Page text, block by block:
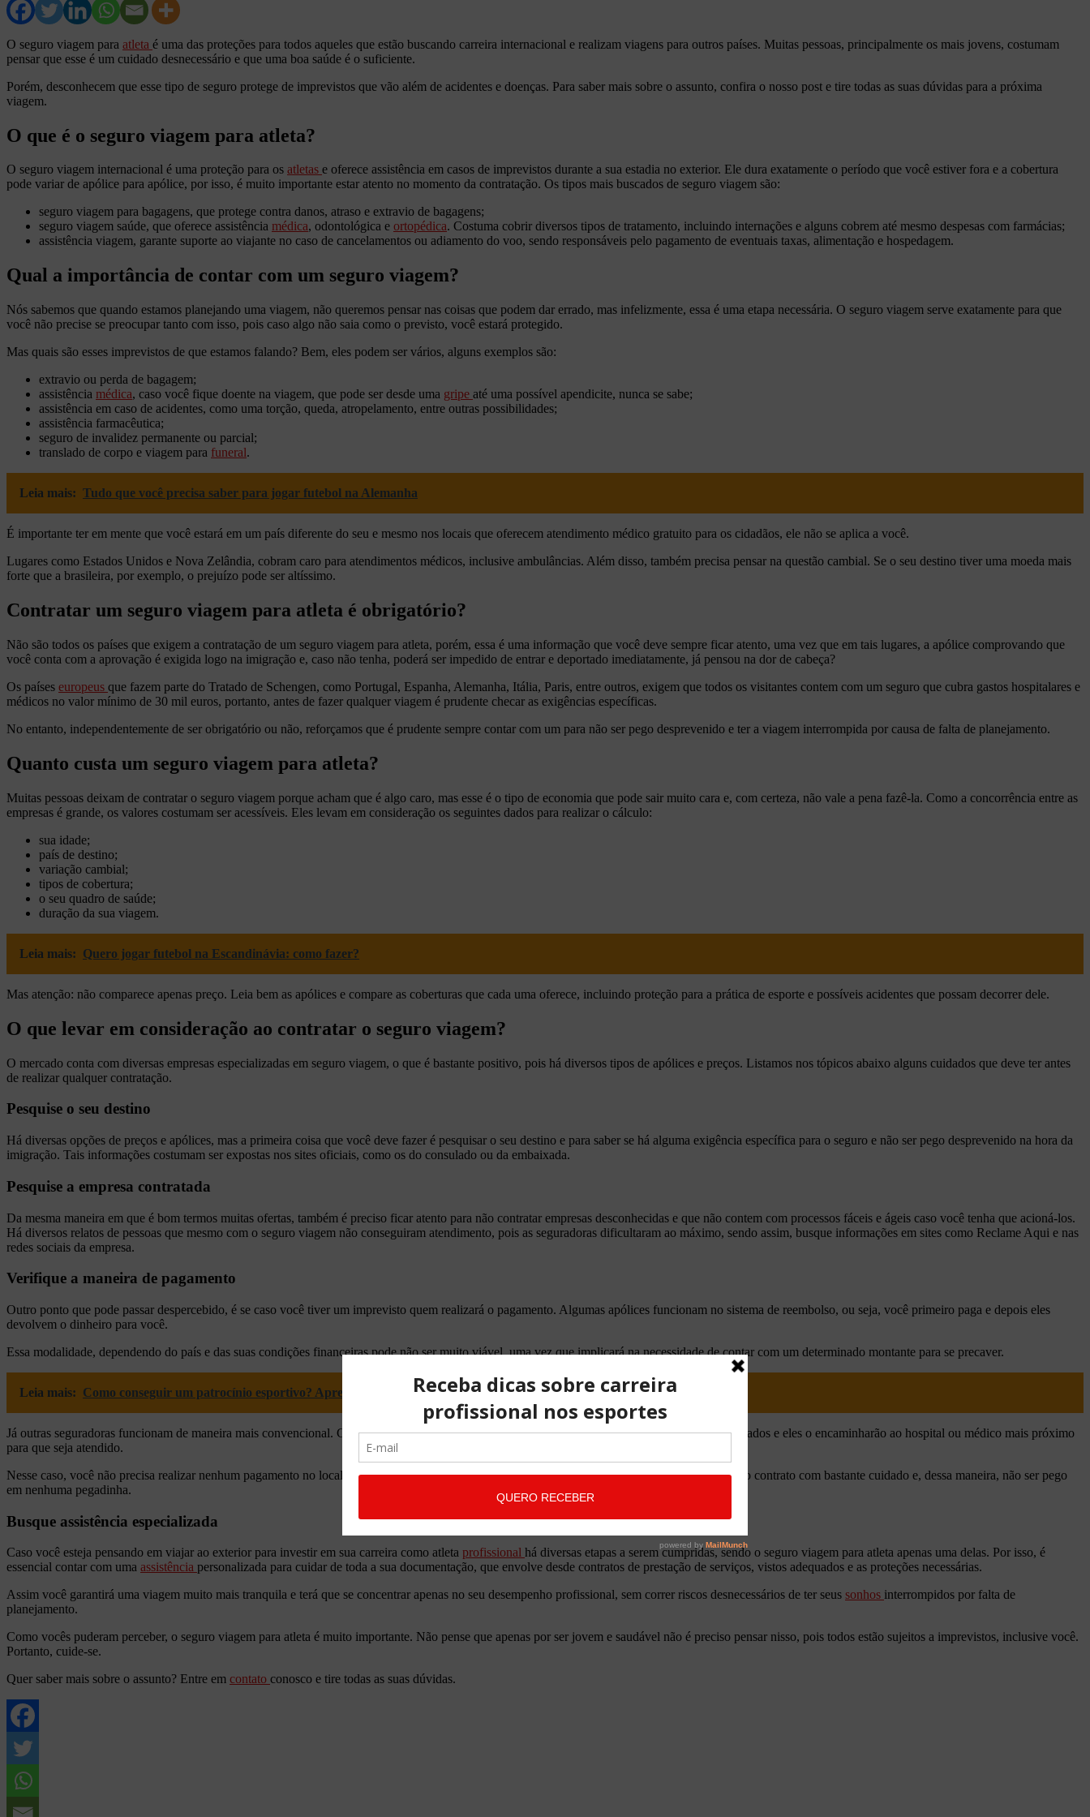
O seguro viagem para atleta é uma das proteções para todos aqueles que estão buscando carreira internacional e realizam viagens para outros países. Muitas pessoas, principalmente os mais jovens, costumam
pensar que esse é um cuidado desnecessário e que uma boa saúde é o suficiente.
Porém, desconhecem que esse tipo de seguro protege de imprevistos que vão além de acidentes e doenças. Para saber mais sobre o assunto, confira o nosso post e tire todas as suas dúvidas para a próxima
viagem.
O que é o seguro viagem para atleta?
O seguro viagem internacional é uma proteção para os atletas e oferece assistência em casos de imprevistos durante a sua estadia no exterior. Ele dura exatamente o período que você estiver fora e a cobertura
pode variar de apólice para apólice, por isso, é muito importante estar atento no momento da contratação. Os tipos mais buscados de seguro viagem são:
seguro viagem para bagagens, que protege contra danos, atraso e extravio de bagagens;
seguro viagem saúde, que oferece assistência médica, odontológica e ortopédica. Costuma cobrir diversos tipos de tratamento, incluindo internações e alguns cobrem até mesmo despesas com farmácias;
assistência viagem, garante suporte ao viajante no caso de cancelamentos ou adiamento do voo, sendo responsáveis pelo pagamento de eventuais taxas, alimentação e hospedagem.
Qual a importância de contar com um seguro viagem?
Nós sabemos que quando estamos planejando uma viagem, não queremos pensar nas coisas que podem dar errado, mas infelizmente, essa é uma etapa necessária. O seguro viagem serve exatamente para que
você não precise se preocupar tanto com isso, pois caso algo não saia como o previsto, você estará protegido.
Mas quais são esses imprevistos de que estamos falando? Bem, eles podem ser vários, alguns exemplos são:
extravio ou perda de bagagem;
assistência médica, caso você fique doente na viagem, que pode ser desde uma gripe até uma possível apendicite, nunca se sabe;
assistência em caso de acidentes, como uma torção, queda, atropelamento, entre outras possibilidades;
assistência farmacêutica;
seguro de invalidez permanente ou parcial;
translado de corpo e viagem para funeral.
Leia mais: Tudo que você precisa saber para jogar futebol na Alemanha
É importante ter em mente que você estará em um país diferente do seu e mesmo nos locais que oferecem atendimento médico gratuito para os cidadãos, ele não se aplica a você.
Lugares como Estados Unidos e Nova Zelândia, cobram caro para atendimentos médicos, inclusive ambulâncias. Além disso, também precisa pensar na questão cambial. Se o seu destino tiver uma moeda mais
forte que a brasileira, por exemplo, o prejuízo pode ser altíssimo.
Contratar um seguro viagem para atleta é obrigatório?
Não são todos os países que exigem a contratação de um seguro viagem para atleta, porém, essa é uma informação que você deve sempre ficar atento, uma vez que em tais lugares, a apólice comprovando que
você conta com a aprovação é exigida logo na imigração e, caso não tenha, poderá ser impedido de entrar e deportado imediatamente, já pensou na dor de cabeça?
Os países europeus que fazem parte do Tratado de Schengen, como Portugal, Espanha, Alemanha, Itália, Paris, entre outros, exigem que todos os visitantes contem com um seguro que cubra gastos hospitalares e
médicos no valor mínimo de 30 mil euros, portanto, antes de fazer qualquer viagem é prudente checar as exigências específicas.
No entanto, independentemente de ser obrigatório ou não, reforçamos que é prudente sempre contar com um para não ser pego desprevenido e ter a viagem interrompida por causa de falta de planejamento.
Quanto custa um seguro viagem para atleta?
Muitas pessoas deixam de contratar o seguro viagem porque acham que é algo caro, mas esse é o tipo de economia que pode sair muito cara e, com certeza, não vale a pena fazê-la. Como a concorrência entre as
empresas é grande, os valores costumam ser acessíveis. Eles levam em consideração os seguintes dados para realizar o cálculo:
sua idade;
país de destino;
variação cambial;
tipos de cobertura;
o seu quadro de saúde;
duração da sua viagem.
Leia mais: Quero jogar futebol na Escandinávia: como fazer?
Mas atenção: não comparece apenas preço. Leia bem as apólices e compare as coberturas que cada uma oferece, incluindo proteção para a prática de esporte e possíveis acidentes que possam decorrer dele.
O que levar em consideração ao contratar o seguro viagem?
O mercado conta com diversas empresas especializadas em seguro viagem, o que é bastante positivo, pois há diversos tipos de apólices e preços. Listamos nos tópicos abaixo alguns cuidados que deve ter antes
de realizar qualquer contratação.
Pesquise o seu destino
Há diversas opções de preços e apólices, mas a primeira coisa que você deve fazer é pesquisar o seu destino e para saber se há alguma exigência específica para o seguro e não ser pego desprevenido na hora da
imigração. Tais informações costumam ser expostas nos sites oficiais, como os do consulado ou da embaixada.
Pesquise a empresa contratada
Da mesma maneira em que é bom termos muitas ofertas, também é preciso ficar atento para não contratar empresas desconhecidas e que não contem com processos fáceis e ágeis caso você tenha que acioná-los.
Há diversos relatos de pessoas que mesmo com o seguro viagem não conseguiram atendimento, pois as seguradoras dificultaram ao máximo, sendo assim, busque informações em sites como Reclame Aqui e nas
redes sociais da empresa.
Verifique a maneira de pagamento
Outro ponto que pode passar despercebido, é se caso você tiver um imprevisto quem realizará o pagamento. Algumas apólices funcionam no sistema de reembolso, ou seja, você primeiro paga e depois eles
devolvem o dinheiro para você.
Essa modalidade, dependendo do país e das suas condições financeiras,pode não ser muito viável, uma vez que implicará na necessidade de contar com um determinado montante para se precaver.
Leia mais: Como conseguir um patrocínio esportivo? Aprenda!
Já outras seguradoras funcionam de maneira mais convencional. Caso você venha a ter algum problema, você entra em contato pelos canais indicados e eles o encaminharão ao hospital ou médico mais próximo
para que seja atendido.
Nesse caso, você não precisa realizar nenhum pagamento no local. Mas cuidado: para não ter nenhum tipo de problema, é preciso ler a apólice e o contrato com bastante cuidado e, dessa maneira, não ser pego
em nenhuma pegadinha.
Busque assistência especializada
Caso você esteja pensando em viajar ao exterior para investir em sua carreira como atleta profissional há diversas etapas a serem cumpridas, sendo o seguro viagem para atleta apenas uma delas. Por isso, é
essencial contar com uma assistência personalizada para cuidar de toda a sua documentação, que envolve desde contratos de prestação de serviços, vistos adequados e as proteções necessárias.
Assim você garantirá uma viagem muito mais tranquila e terá que se concentrar apenas no seu desempenho profissional, sem correr riscos desnecessários de ter seus sonhos interrompidos por falta de
planejamento.
Como vocês puderam perceber, o seguro viagem para atleta é muito importante. Não pense que apenas por ser jovem e saudável não é preciso pensar nisso, pois todos estão sujeitos a imprevistos, inclusive você.
Portanto, cuide-se.
Quer saber mais sobre o assunto? Entre em contato conosco e tire todas as suas dúvidas.